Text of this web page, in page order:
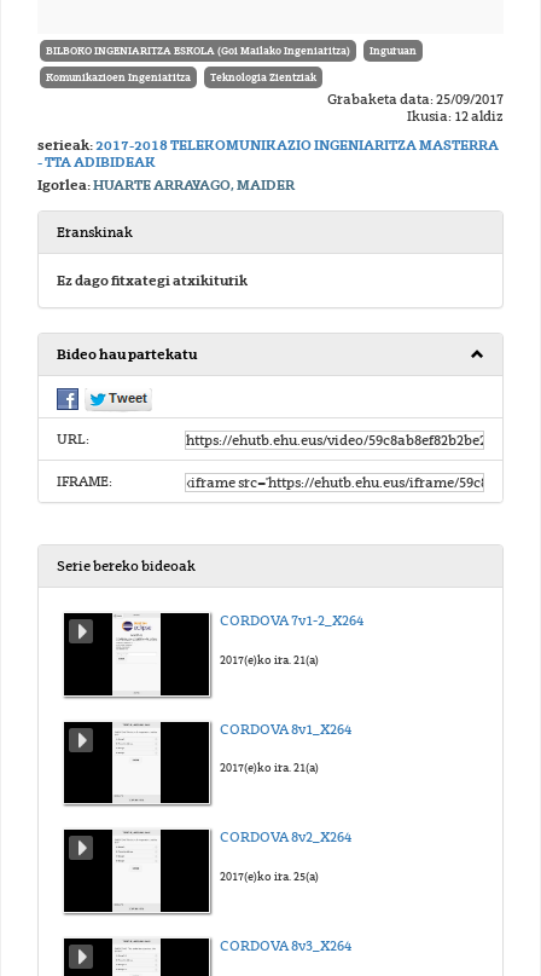
BILBOKO INGENIARITZA ESKOLA (Goi Mailako Ingeniaritza) Inguruan
Komunikazioen Ingeniaritza Teknologia Zientziak
Grabaketa data: 25/09/2017
Ikusia: 12 aldiz
serieak:2017-2018 TELEKOMUNIKAZIO INGENIARITZA MASTERRA
- TTA ADIBIDEAK
Igorlea:HUARTE ARRAYAGO, MAIDER
Eranskinak
Ez dago fitxategi atxikiturik
Bideo hau partekatu
URL:
IFRAME:
Serie bereko bideoak
CORDOVA 7v1-2_X264
2017(e)ko ira. 21(a)
CORDOVA 8v1_X264
2017(e)ko ira. 21(a)
CORDOVA 8v2_X264
2017(e)ko ira. 25(a)
CORDOVA 8v3_X264